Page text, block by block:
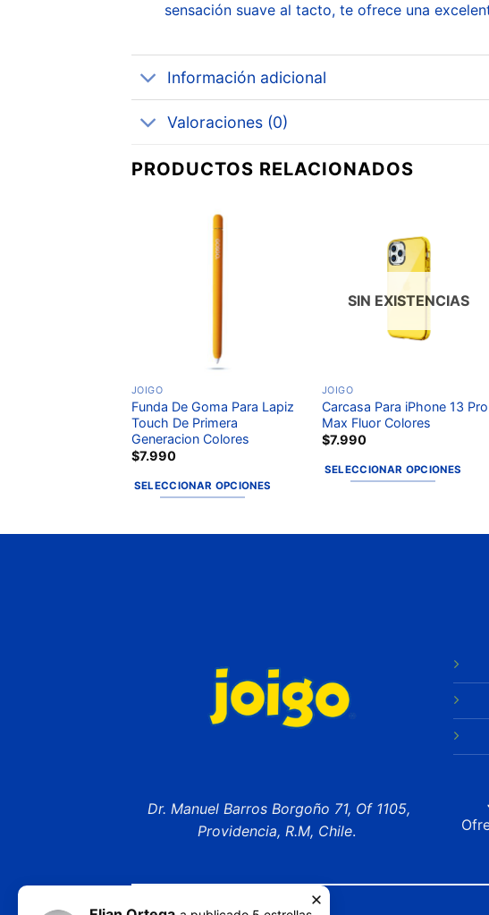
sensación suave al tacto, te ofrece una
Información adicional
Valoraciones (0)
PRODUCTOS RELACIONADOS
JOIGO
Funda De Goma Para Lapiz
Touch De Primera
Generacion Colores
$7.990
SELECCIONAR OPCIONES
SIN EXISTENCIAS
JOIGO
Carcasa Para iPhone 13 Pro
Max Fluor Colores
$7.990
SELECCIONAR OPCIONES
Dr. Manuel Barros Borgoño 71, Of 1105,
Providencia, R.M, Chile.